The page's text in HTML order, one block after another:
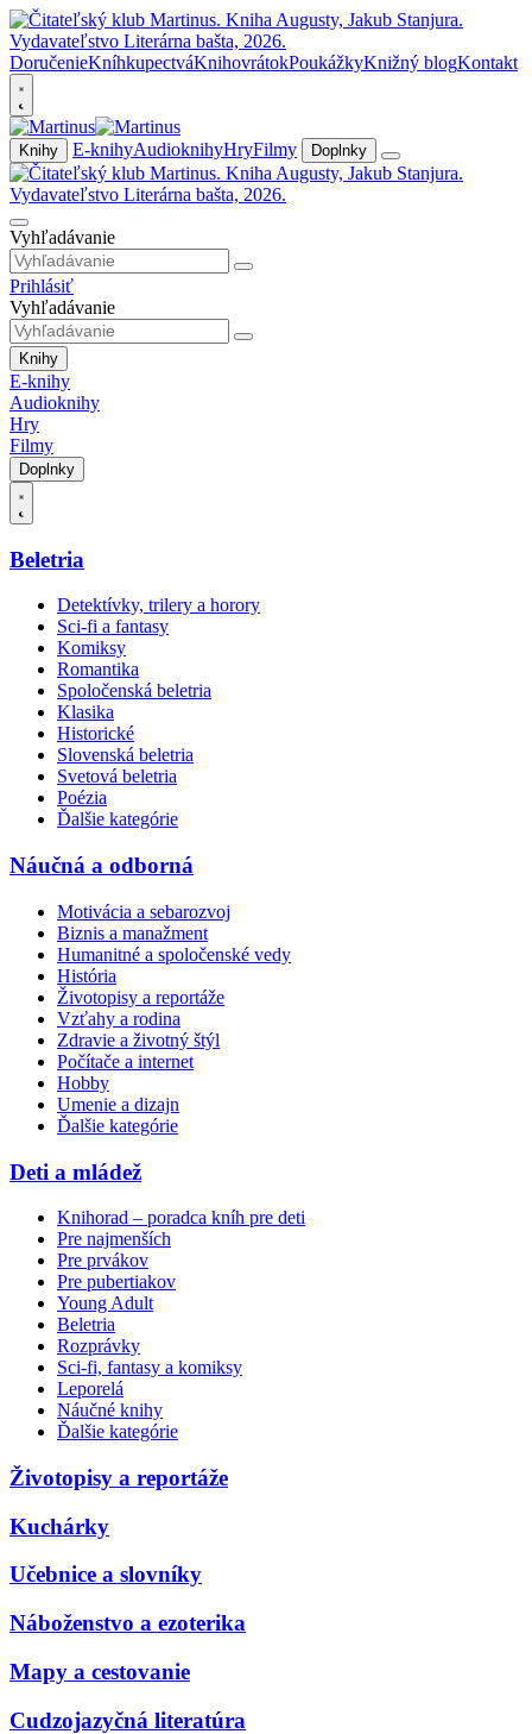
DoručenieKníhkupectváKnihovrátokPoukážkyKnižný blogKontakt
Knihy E-knihyAudioknihyHryFilmy Doplnky
Vyhľadávanie
Prihlásiť
Vyhľadávanie
Knihy
E-knihy
Audioknihy
Hry
Filmy
Doplnky
Beletria
Detektívky, trilery a horory
Sci-fi a fantasy
Komiksy
Romantika
Spoločenská beletria
Klasika
Historické
Slovenská beletria
Svetová beletria
Poézia
Ďalšie kategórie
Náučná a odborná
Motivácia a sebarozvoj
Biznis a manažment
Humanitné a spoločenské vedy
História
Životopisy a reportáže
Vzťahy a rodina
Zdravie a životný štýl
Počítače a internet
Hobby
Umenie a dizajn
Ďalšie kategórie
Deti a mládež
Knihorad – poradca kníh pre deti
Pre najmenších
Pre prvákov
Pre pubertiakov
Young Adult
Beletria
Rozprávky
Sci-fi, fantasy a komiksy
Leporelá
Náučné knihy
Ďalšie kategórie
Životopisy a reportáže
Kuchárky
Učebnice a slovníky
Náboženstvo a ezoterika
Mapy a cestovanie
Cudzojazyčná literatúra